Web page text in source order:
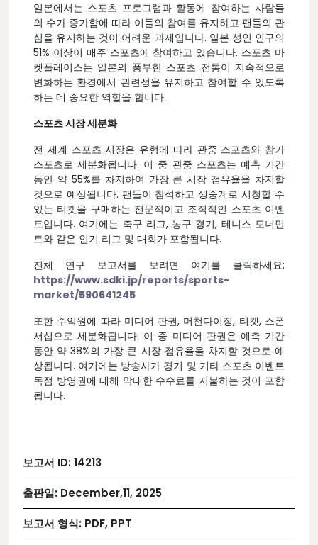
일본에서는 스포츠 프로그램과 활동에 참여하는 사람들
의 수가 증가함에 따라 이들의 참여를 유지하고 팬들의 관
심을 유지하는 것이 어려운 과제입니다. 일본 성인 인구의
51% 이상이 매주 스포츠에 참여하고 있습니다. 스포츠 마
켓플레이스는 일본의 풍부한 스포츠 전통이 지속적으로
변화하는 환경에서 관련성을 유지하고 참여할 수 있도록
하는 데 중요한 역할을 합니다.
스포츠 시장 세분화
전 세계 스포츠 시장은 유형에 따라 관중 스포츠와 참가
스포츠로 세분화됩니다. 이 중 관중 스포츠는 예측 기간
동안 약 55%를 차지하여 가장 큰 시장 점유율을 차지할
것으로 예상됩니다. 팬들이 참석하고 생중계로 시청할 수
있는 티켓을 구매하는 전문적이고 조직적인 스포츠 이벤
트입니다. 여기에는 축구 리그, 농구 경기, 테니스 토너먼
트와 같은 인기 리그 및 대회가 포함됩니다.
전체 연구 보고서를 보려면 여기를 클릭하세요:
https://www.sdki.jp/reports/sports-
market/590641245
또한 수익원에 따라 미디어 판권, 머천다이징, 티켓, 스폰
서십으로 세분화됩니다. 이 중 미디어 판권은 예측 기간
동안 약 38%의 가장 큰 시장 점유율을 차지할 것으로 예
상됩니다. 여기에는 방송사가 경기 및 기타 스포츠 이벤트
독점 방영권에 대해 막대한 수수료를 지불하는 것이 포함
됩니다.
보고서 ID:14213
출판일: December,11, 2025
보고서 형식: PDF, PPT